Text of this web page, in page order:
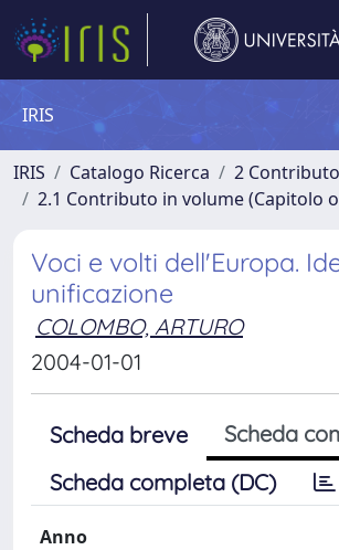
IRIS
IRIS Catalogo Ricerca
2
2.1 Contributo in volume (Capitolo
Voci e volti dell'Europa.
unificazione
COLOMBO, ARTURO
2004-01-01
Scheda breve
Scheda
Scheda completa (DC)
Anno